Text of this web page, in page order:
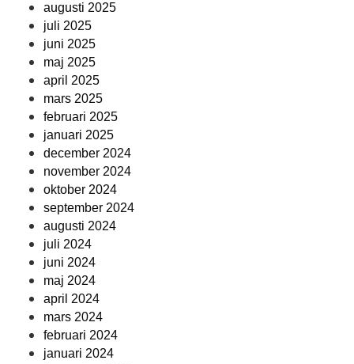
augusti 2025
juli 2025
juni 2025
maj 2025
april 2025
mars 2025
februari 2025
januari 2025
december 2024
november 2024
oktober 2024
september 2024
augusti 2024
juli 2024
juni 2024
maj 2024
april 2024
mars 2024
februari 2024
januari 2024